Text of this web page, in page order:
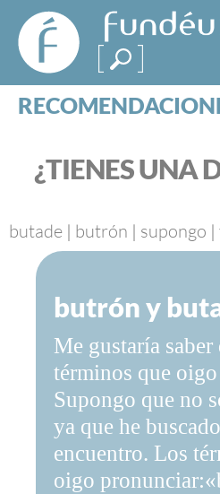
FundéuRAE
- Fundación
del Español
Urgente
ESPECIALES
NOTICIAS
SOBRE LA
FundéuRAE es una
y la Real Academia
el buen uso del español
Internet.
¿TIENES UNA
butade | butrón | supongo |
butrón y
Me gustaría
términos que
Supongo que no
ya que he
encuentro. Los
oigo